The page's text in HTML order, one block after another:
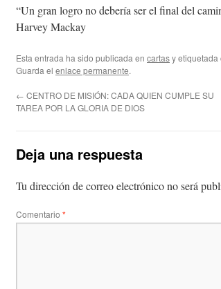
“Un gran logro no debería ser el final del
Harvey Mackay
Esta entrada ha sido publicada en cartasy etiquetada
Guarda el enlace permanente.
← CENTRO DE MISIÓN: CADA QUIEN CUMPLE SU
TAREA POR LA GLORIA DE DIOS
Deja una respuesta
Tu dirección de correo electrónico no será
Comentario *